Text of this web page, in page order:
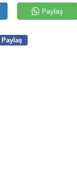
Paylaş
Paylaş